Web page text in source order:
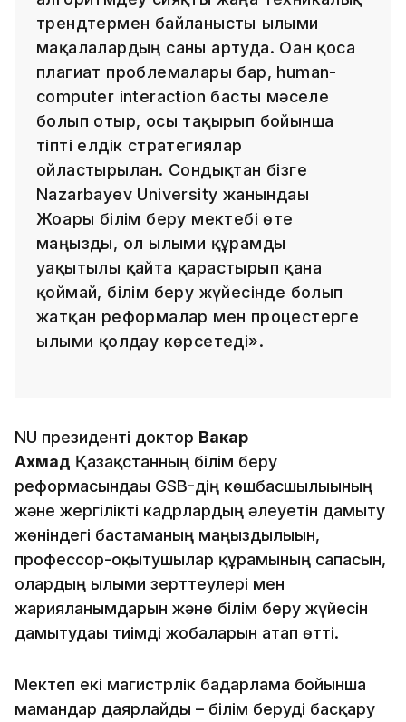
трендтермен байланысты ғылыми
мақалалардың саны артуда. Оған қоса
плагиат проблемалары бар, human-
computer interaction басты мәселе
болып отыр, осы тақырып бойынша
тіпті елдік стратегиялар
ойластырылған. Сондықтан бізге
Nazarbayev University жанындағы
Жоғары білім беру мектебі өте
маңызды, ол ғылыми құрамды
уақытылы қайта қарастырып қана
қоймай, білім беру жүйесінде болып
жатқан реформалар мен процестерге
ғылыми қолдау көрсетеді».
NU президенті доктор Вакар
Ахмад Қазақстанның білім беру
реформасындағы GSB-дің көшбасшылығының
және жергілікті кадрлардың әлеуетін дамыту
жөніндегі бастаманың маңыздылығын,
профессор-оқытушылар құрамының сапасын,
олардың ғылыми зерттеулері мен
жарияланымдарын және білім беру жүйесін
дамытудағы тиімді жобаларын атап өтті.
Мектеп екі магистрлік бағдарлама бойынша
мамандар даярлайды – білім беруді басқару